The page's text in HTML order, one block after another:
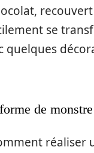
se
quelques
de monstre
réaliser